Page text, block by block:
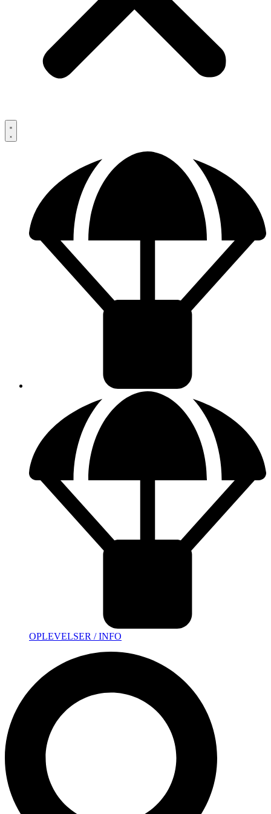
OPLEVELSER / INFO